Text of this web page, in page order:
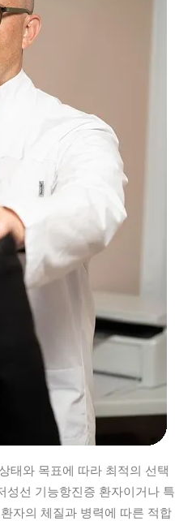
태와 목표에 따라 최적의 선택
성선 기능항진증 환자이거나 특
자의 체질과 병력에 따른 적합